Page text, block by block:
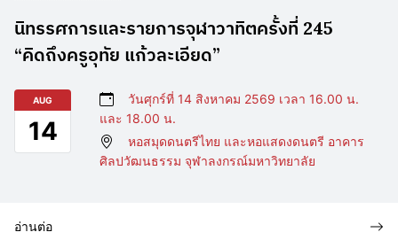
นิทรรศการและรายการจุฬาวาทิตครั้งที่ 245
“คิดถึงครูอุทัย แก้วละเอียด”
AUG
14
วันศุกร์ที่ 14 สิงหาคม 2569 เวลา 16.00 น.
และ 18.00 น.
หอสมุดดนตรีไทย และหอแสดงดนตรี อาคาร
ศิลปวัฒนธรรม จุฬาลงกรณ์มหาวิทยาลัย
อ่านต่อ